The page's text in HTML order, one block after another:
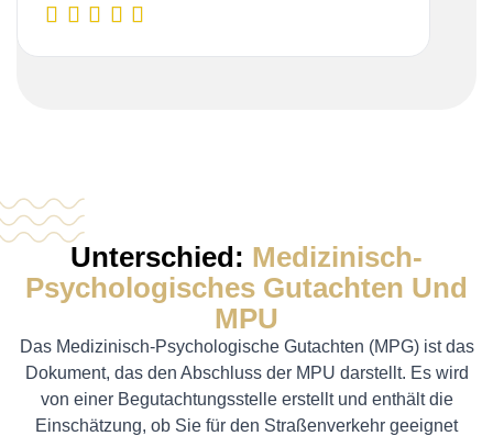
Unterschied: Medizinisch-
Psychologisches Gutachten Und
MPU
Das Medizinisch-Psychologische Gutachten (MPG) ist das
Dokument, das den Abschluss der MPU darstellt. Es wird
von einer Begutachtungsstelle erstellt und enthält die
Einschätzung, ob Sie für den Straßenverkehr geeignet